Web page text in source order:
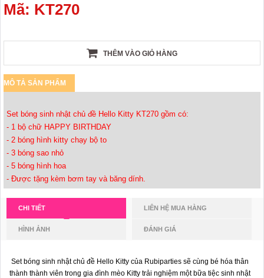
Mã: KT270
THÊM VÀO GIỎ HÀNG
MÔ TẢ SẢN PHẨM
Set bóng sinh nhật chủ đề Hello Kitty KT270 gồm có:
- 1 bộ chữ HAPPY BIRTHDAY
- 2 bóng hình kitty chạy bộ to
- 3 bóng sao nhỏ
- 5 bóng hình hoa
- Được tặng kèm bơm tay và băng dính.
CHI TIẾT LIÊN HỆ MUA HÀNG
HÌNH ẢNH ĐÁNH GIÁ
Set bóng sinh nhật chủ đề Hello Kitty của Rubiparties sẽ cùng bé hóa thân
thành thành viên trong gia đình mèo Kitty trải nghiệm một bữa tiệc sinh nhật